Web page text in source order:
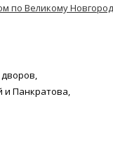
и Панкратова,